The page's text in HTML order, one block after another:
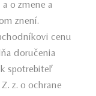
o zmene a
znení.
cenu
doručenia
spotrebiteľ
z. o ochrane